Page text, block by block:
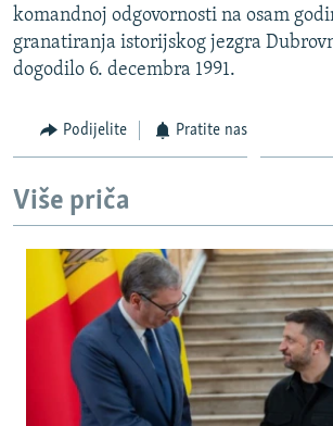
SPECIJALI RSE
VIŠE OD NASLOVA
POPLAVE I KLIZIŠTA U BIH 2024.
POST SCRIPTUM
MOJA EVROPA
TRI DECENIJE OD RATA U BIH
SVE KARTE DEJTONA
NASTANAK I RASPAD JUGOSLAVIJE
PRATITE NAS
komandnoj odgovornosti na osam
granatiranja istorijskog jezgra
dogodilo 6. decembra 1991.
Podijelite Pratite nas
Više priča